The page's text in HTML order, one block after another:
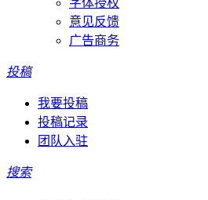
字体授权
意见反馈
广告商务
投稿
我要投稿
投稿记录
团队入驻
搜索